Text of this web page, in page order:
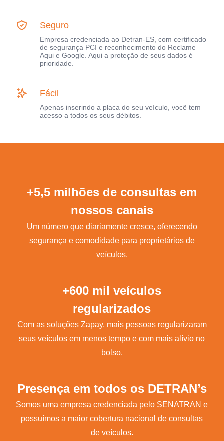
Seguro
Empresa credenciada ao Detran-ES, com certificado
de segurança PCI e reconhecimento do Reclame
Aqui e Google. Aqui a proteção de seus dados é
prioridade.
Fácil
Apenas inserindo a placa do seu veículo, você tem
acesso a todos os seus débitos.
+5,5 milhões de consultas em
nossos canais
Um número que diariamente cresce, oferecendo
segurança e comodidade para proprietários de
veículos.
+600 mil veículos
regularizados
Com as soluções Zapay, mais pessoas regularizaram
seus veículos em menos tempo e com mais alívio no
bolso.
Presença em todos os DETRAN’s
Somos uma empresa credenciada pelo SENATRAN e
possuímos a maior cobertura nacional de consultas
de veículos.